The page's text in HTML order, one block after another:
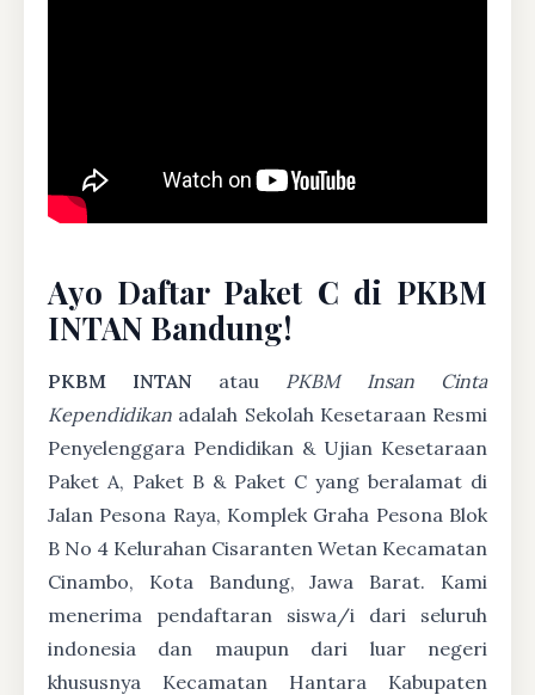
Ayo Daftar Paket C di PKBM
INTAN Bandung!
PKBM INTAN atau PKBM Insan Cinta
Kependidikan adalah Sekolah Kesetaraan Resmi
Penyelenggara Pendidikan & Ujian Kesetaraan
Paket A, Paket B & Paket C yang beralamat di
Jalan Pesona Raya, Komplek Graha Pesona Blok
B No 4 Kelurahan Cisaranten Wetan Kecamatan
Cinambo, Kota Bandung, Jawa Barat. Kami
menerima pendaftaran siswa/i dari seluruh
indonesia dan maupun dari luar negeri
khususnya Kecamatan Hantara Kabupaten